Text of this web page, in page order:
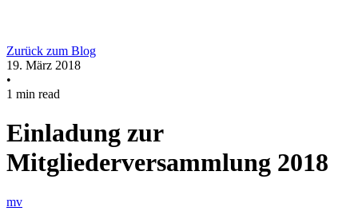
Zurück zum Blog
19. März 2018
•
1 min read
Einladung zur
Mitgliederversammlung 2018
mv